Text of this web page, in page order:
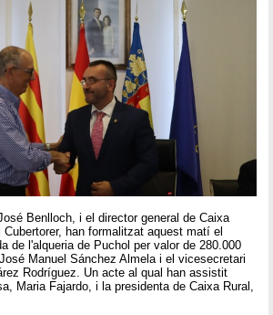
Benlloch, i el director general de Caixa
Cubertorer, han formalitzat aquest matí el
de l'alqueria de Puchol per valor de 280.000
Manuel Sánchez Almela i el vicesecretari
Rodríguez. Un acte al qual han assistit
Maria Fajardo, i la presidenta de Caixa Rural,